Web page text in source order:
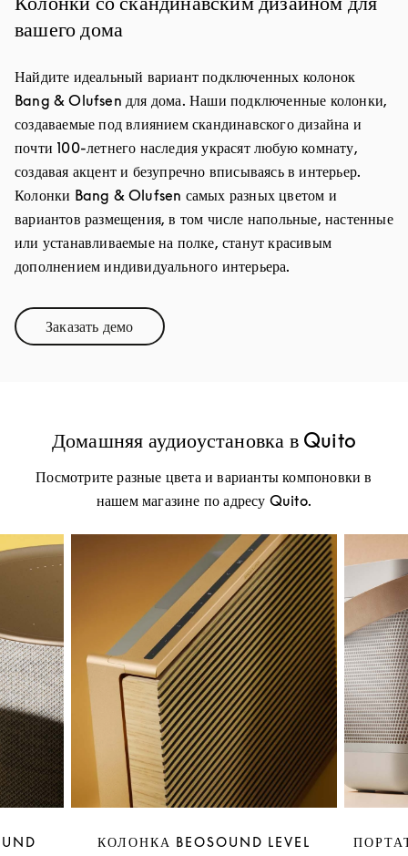
вашего дома
Найдите идеальный вариант подключенных колонок
Bang & Olufsen для дома. Наши подключенные колонки,
создаваемые под влиянием скандинавского дизайна и
почти 100-летнего наследия украсят любую комнату,
создавая акцент и безупречно вписываясь в интерьер.
Колонки Bang & Olufsen самых разных цветом и
вариантов размещения, в том числе напольные, настенные
или устанавливаемые на полке, станут красивым
дополнением индивидуального интерьера.
Заказать демоLink Opens in New Tab
Домашняя аудиоустановка в Quito
Посмотрите разные цвета и варианты компоновки в
нашем магазине по адресу Quito.
КОЛОНКА BEOSOUND LEVEL